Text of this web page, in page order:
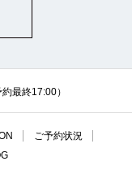
最終17:00）
ご予約状況